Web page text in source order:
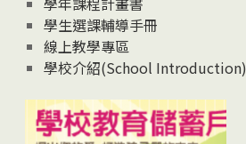
學生選課輔導手冊
線上教學專區
學校介紹(School Introduction)